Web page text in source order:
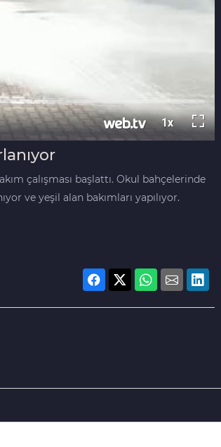
çalışması başlattı. Okul bahçelerinde
ve yeşil alan bakımları yapılıyor.